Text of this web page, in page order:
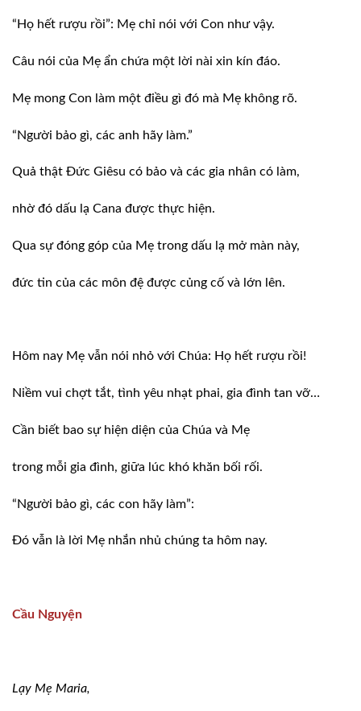
“Họ hết rượu rồi”: Mẹ chỉ nói với Con như vậy.
Câu nói của Mẹ ẩn chứa một lời nài xin kín đáo.
Mẹ mong Con làm một điều gì đó mà Mẹ không rõ.
“Người bảo gì, các anh hãy làm.”
Quả thật Ðức Giêsu có bảo và các gia nhân có làm,
nhờ đó dấu lạ Cana được thực hiện.
Qua sự đóng góp của Mẹ trong dấu lạ mở màn này,
đức tin của các môn đệ được củng cố và lớn lên.
Hôm nay Mẹ vẫn nói nhỏ với Chúa: Họ hết rượu rồi!
Niềm vui chợt tắt, tình yêu nhạt phai, gia đình tan vỡ…
Cần biết bao sự hiện diện của Chúa và Mẹ
trong mỗi gia đình, giữa lúc khó khăn bối rối.
“Người bảo gì, các con hãy làm”:
Ðó vẫn là lời Mẹ nhắn nhủ chúng ta hôm nay.
Cầu Nguyện
Lạy Mẹ Maria,